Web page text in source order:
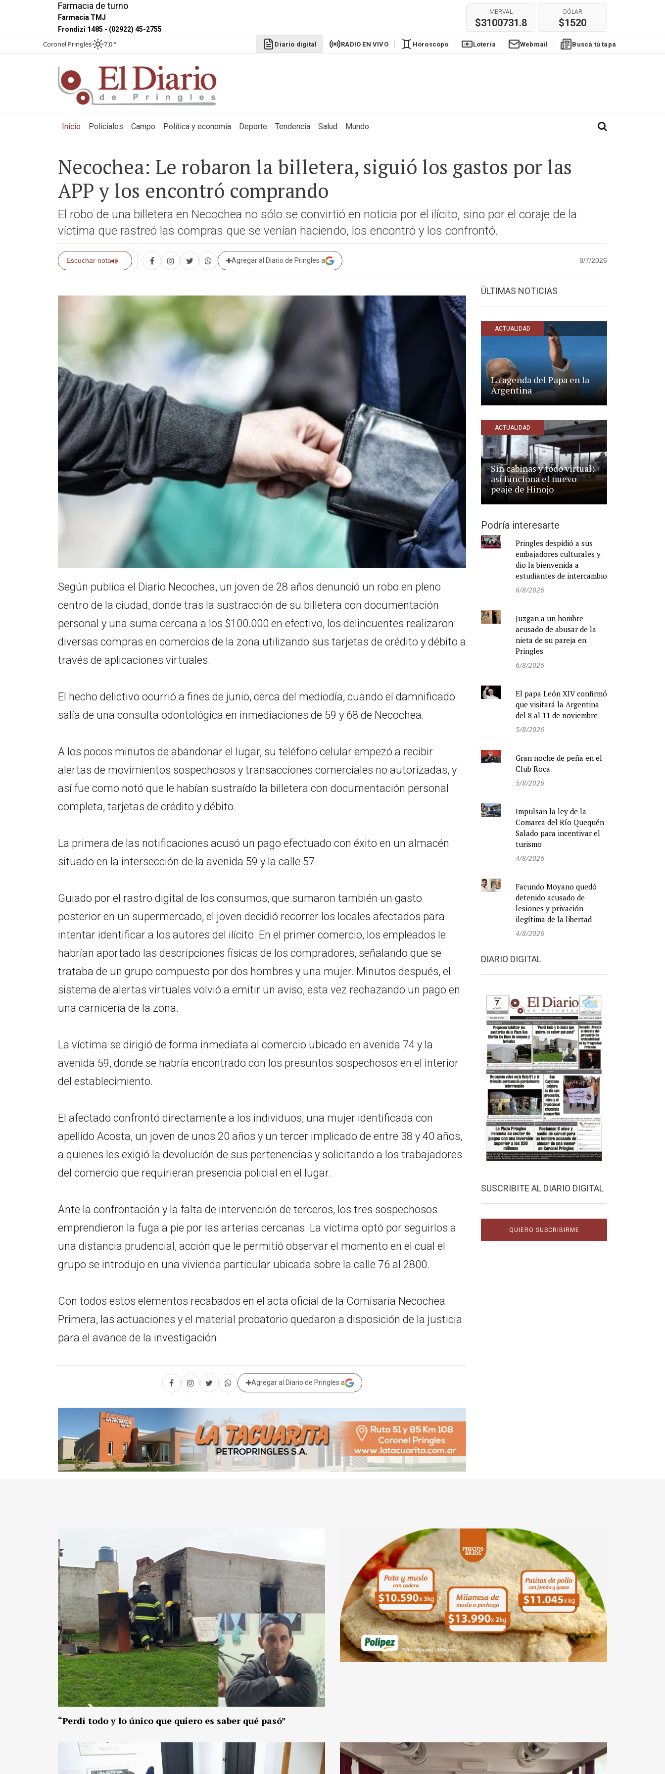
Farmacia de turno
Farmacia TMJ
Frondizi 1485 - (02922) 45-2755
MERVAL
$3100731.8
DÓLAR
$1520
Coronel Pringles 7,0 ° Diario digital RADIO EN VIVO Horoscopo Lotería Webmail Buscá tú tapa
Inicio (current)
Policiales Campo Política y economía Deporte Tendencia Salud Mundo
Necochea: Le robaron la billetera, siguió los gastos por las
APP y los encontró comprando
El robo de una billetera en Necochea no sólo se convirtió en noticia por el ilícito, sino por el coraje de la
víctima que rastreó las compras que se venían haciendo, los encontró y los confrontó.
Escuchar nota Agregar al Diario de Pringles a 8/7/2026
Según publica el Diario Necochea, un joven de 28 años denunció un robo en pleno
centro de la ciudad, donde tras la sustracción de su billetera con documentación
personal y una suma cercana a los $100.000 en efectivo, los delincuentes realizaron
diversas compras en comercios de la zona utilizando sus tarjetas de crédito y débito a
través de aplicaciones virtuales.
El hecho delictivo ocurrió a fines de junio, cerca del mediodía, cuando el damnificado
salía de una consulta odontológica en inmediaciones de 59 y 68 de Necochea.
A los pocos minutos de abandonar el lugar, su teléfono celular empezó a recibir
alertas de movimientos sospechosos y transacciones comerciales no autorizadas, y
así fue como notó que le habían sustraído la billetera con documentación personal
completa, tarjetas de crédito y débito.
La primera de las notificaciones acusó un pago efectuado con éxito en un almacén
situado en la intersección de la avenida 59 y la calle 57.
Guiado por el rastro digital de los consumos, que sumaron también un gasto
posterior en un supermercado, el joven decidió recorrer los locales afectados para
intentar identificar a los autores del ilícito. En el primer comercio, los empleados le
habrían aportado las descripciones físicas de los compradores, señalando que se
trataba de un grupo compuesto por dos hombres y una mujer. Minutos después, el
sistema de alertas virtuales volvió a emitir un aviso, esta vez rechazando un pago en
una carnicería de la zona.
La víctima se dirigió de forma inmediata al comercio ubicado en avenida 74 y la
avenida 59, donde se habría encontrado con los presuntos sospechosos en el interior
del establecimiento.
El afectado confrontó directamente a los individuos, una mujer identificada con
apellido Acosta, un joven de unos 20 años y un tercer implicado de entre 38 y 40 años,
a quienes les exigió la devolución de sus pertenencias y solicitando a los trabajadores
del comercio que requirieran presencia policial en el lugar.
Ante la confrontación y la falta de intervención de terceros, los tres sospechosos
emprendieron la fuga a pie por las arterias cercanas. La víctima optó por seguirlos a
una distancia prudencial, acción que le permitió observar el momento en el cual el
grupo se introdujo en una vivienda particular ubicada sobre la calle 76 al 2800.
Con todos estos elementos recabados en el acta oficial de la Comisaría Necochea
Primera, las actuaciones y el material probatorio quedaron a disposición de la justicia
para el avance de la investigación.
Agregar al Diario de Pringles a
ÚLTIMAS NOTICIAS
ACTUALIDAD
La agenda del Papa en la
Argentina
ACTUALIDAD
Sin cabinas y todo virtual:
así funciona el nuevo
peaje de Hinojo
Podría interesarte
Pringles despidió a sus
embajadores culturales y
dio la bienvenida a
estudiantes de intercambio
6/8/2026
Juzgan a un hombre
acusado de abusar de la
nieta de su pareja en
Pringles
6/8/2026
El papa León XIV confirmó
que visitará la Argentina
del 8 al 11 de noviembre
5/8/2026
Gran noche de peña en el
Club Roca
5/8/2026
Impulsan la ley de la
Comarca del Río Quequén
Salado para incentivar el
turismo
4/8/2026
Facundo Moyano quedó
detenido acusado de
lesiones y privación
ilegítima de la libertad
4/8/2026
DIARIO DIGITAL
SUSCRIBITE AL DIARIO DIGITAL
QUIERO SUSCRIBIRME
“Perdí todo y lo único que quiero es saber qué pasó”